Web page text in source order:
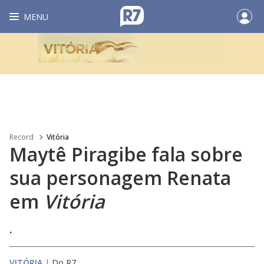
MENU
Record Vitória
Maytê Piragibe fala sobre
sua personagem Renata
em Vitória
.